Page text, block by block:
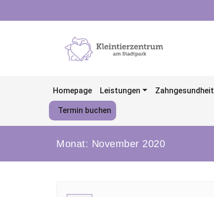
Homepage Leistungen Zahngesundheit
Termin buchen
Monat: November 2020